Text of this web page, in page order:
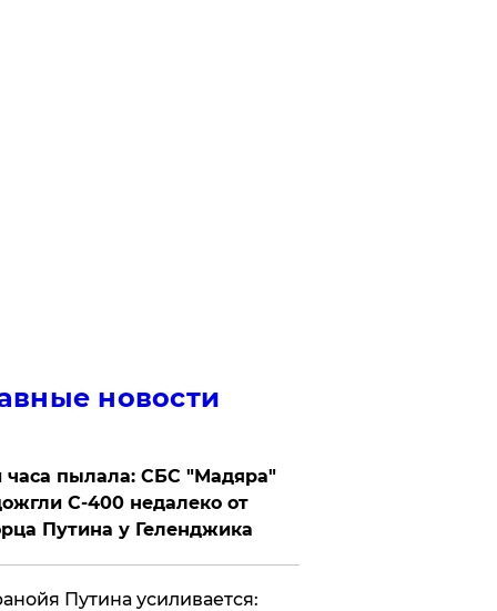
новости
часа пылала: СБС "Мадяра"
С-400 недалеко от
Путина у Геленджика
Путина усиливается: